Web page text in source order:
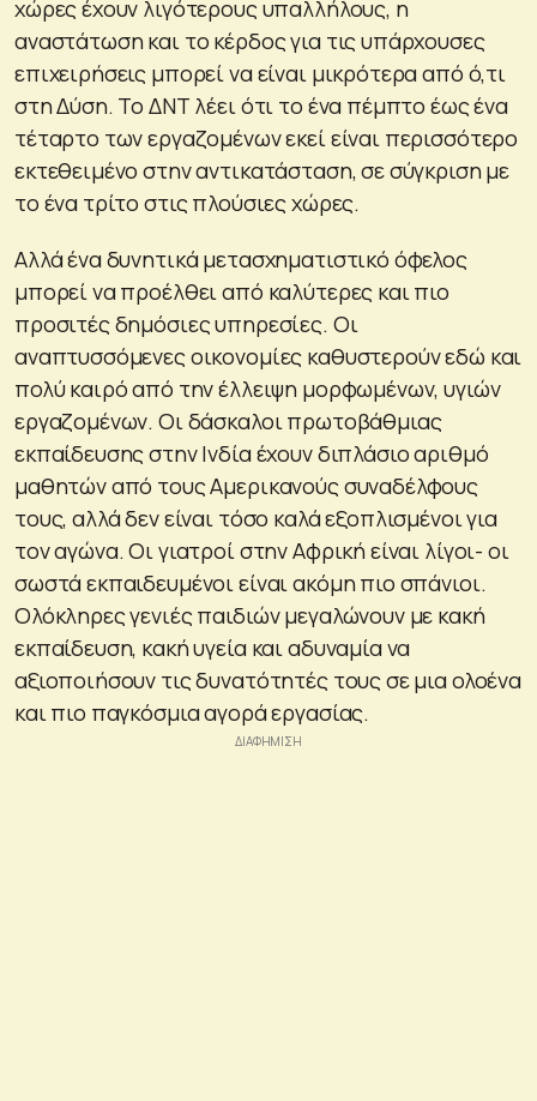
χώρες έχουν λιγότερους υπαλλήλους, η
αναστάτωση και το κέρδος για τις υπάρχουσες
επιχειρήσεις μπορεί να είναι μικρότερα από ό,τι
στη Δύση. Το ΔΝΤ λέει ότι το ένα πέμπτο έως ένα
τέταρτο των εργαζομένων εκεί είναι περισσότερο
εκτεθειμένο στην αντικατάσταση, σε σύγκριση με
το ένα τρίτο στις πλούσιες χώρες.
Αλλά ένα δυνητικά μετασχηματιστικό όφελος
μπορεί να προέλθει από καλύτερες και πιο
προσιτές δημόσιες υπηρεσίες. Οι
αναπτυσσόμενες οικονομίες καθυστερούν εδώ και
πολύ καιρό από την έλλειψη μορφωμένων, υγιών
εργαζομένων. Οι δάσκαλοι πρωτοβάθμιας
εκπαίδευσης στην Ινδία έχουν διπλάσιο αριθμό
μαθητών από τους Αμερικανούς συναδέλφους
τους, αλλά δεν είναι τόσο καλά εξοπλισμένοι για
τον αγώνα. Οι γιατροί στην Αφρική είναι λίγοι- οι
σωστά εκπαιδευμένοι είναι ακόμη πιο σπάνιοι.
Ολόκληρες γενιές παιδιών μεγαλώνουν με κακή
εκπαίδευση, κακή υγεία και αδυναμία να
αξιοποιήσουν τις δυνατότητές τους σε μια ολοένα
και πιο παγκόσμια αγορά εργασίας.